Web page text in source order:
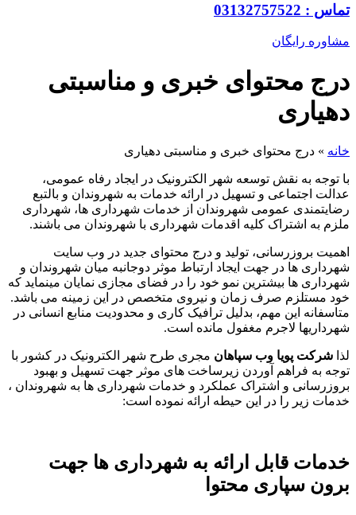
تماس : 03132757522
مشاوره رایگان
درج محتوای خبری و مناسبتی
دهیاری
خانه » درج محتوای خبری و مناسبتی دهیاری
با توجه به نقش توسعه شهر الکترونیک در ایجاد رفاه عمومی،
عدالت اجتماعی و تسهیل در ارائه خدمات به شهروندان و بالتبع
رضایتمندی عمومی شهروندان از خدمات شهرداری ها، شهرداری
ملزم به اشتراک کلیه اقدمات شهرداری با شهروندان می باشند.
اهمیت بروزرسانی، تولید و درج محتوای جدید در وب سایت
شهرداری ها در جهت ایجاد ارتباط موثر دوجانبه میان شهروندان و
شهرداری ها بیشترین نمو خود را در فضای مجازی نمایان مینماید که
خود مستلزم صرف زمان و نیروی متخصص در این زمینه می باشد.
متاسفانه این مهم، بدلیل ترافیک کاری و محدودیت منابع انسانی در
شهرداریها لاجرم مغفول مانده است.
لذا شرکت پویا وب سپاهان مجری طرح شهر الکترونیک در کشور با
توجه به فراهم آوردن زیرساخت های موثر جهت تسهیل و بهبود
بروزرسانی و اشتراک عملکرد و خدمات شهرداری ها به شهروندان ،
خدمات زیر را در این حیطه ارائه نموده است:
خدمات قابل ارائه به شهرداری ها جهت
برون سپاری محتوا